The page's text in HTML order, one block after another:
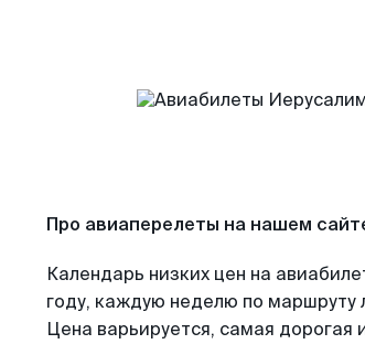
Про авиаперелеты на нашем
Календарь низких цен на
году, каждую неделю по маршруту
Цена варьируется, самая